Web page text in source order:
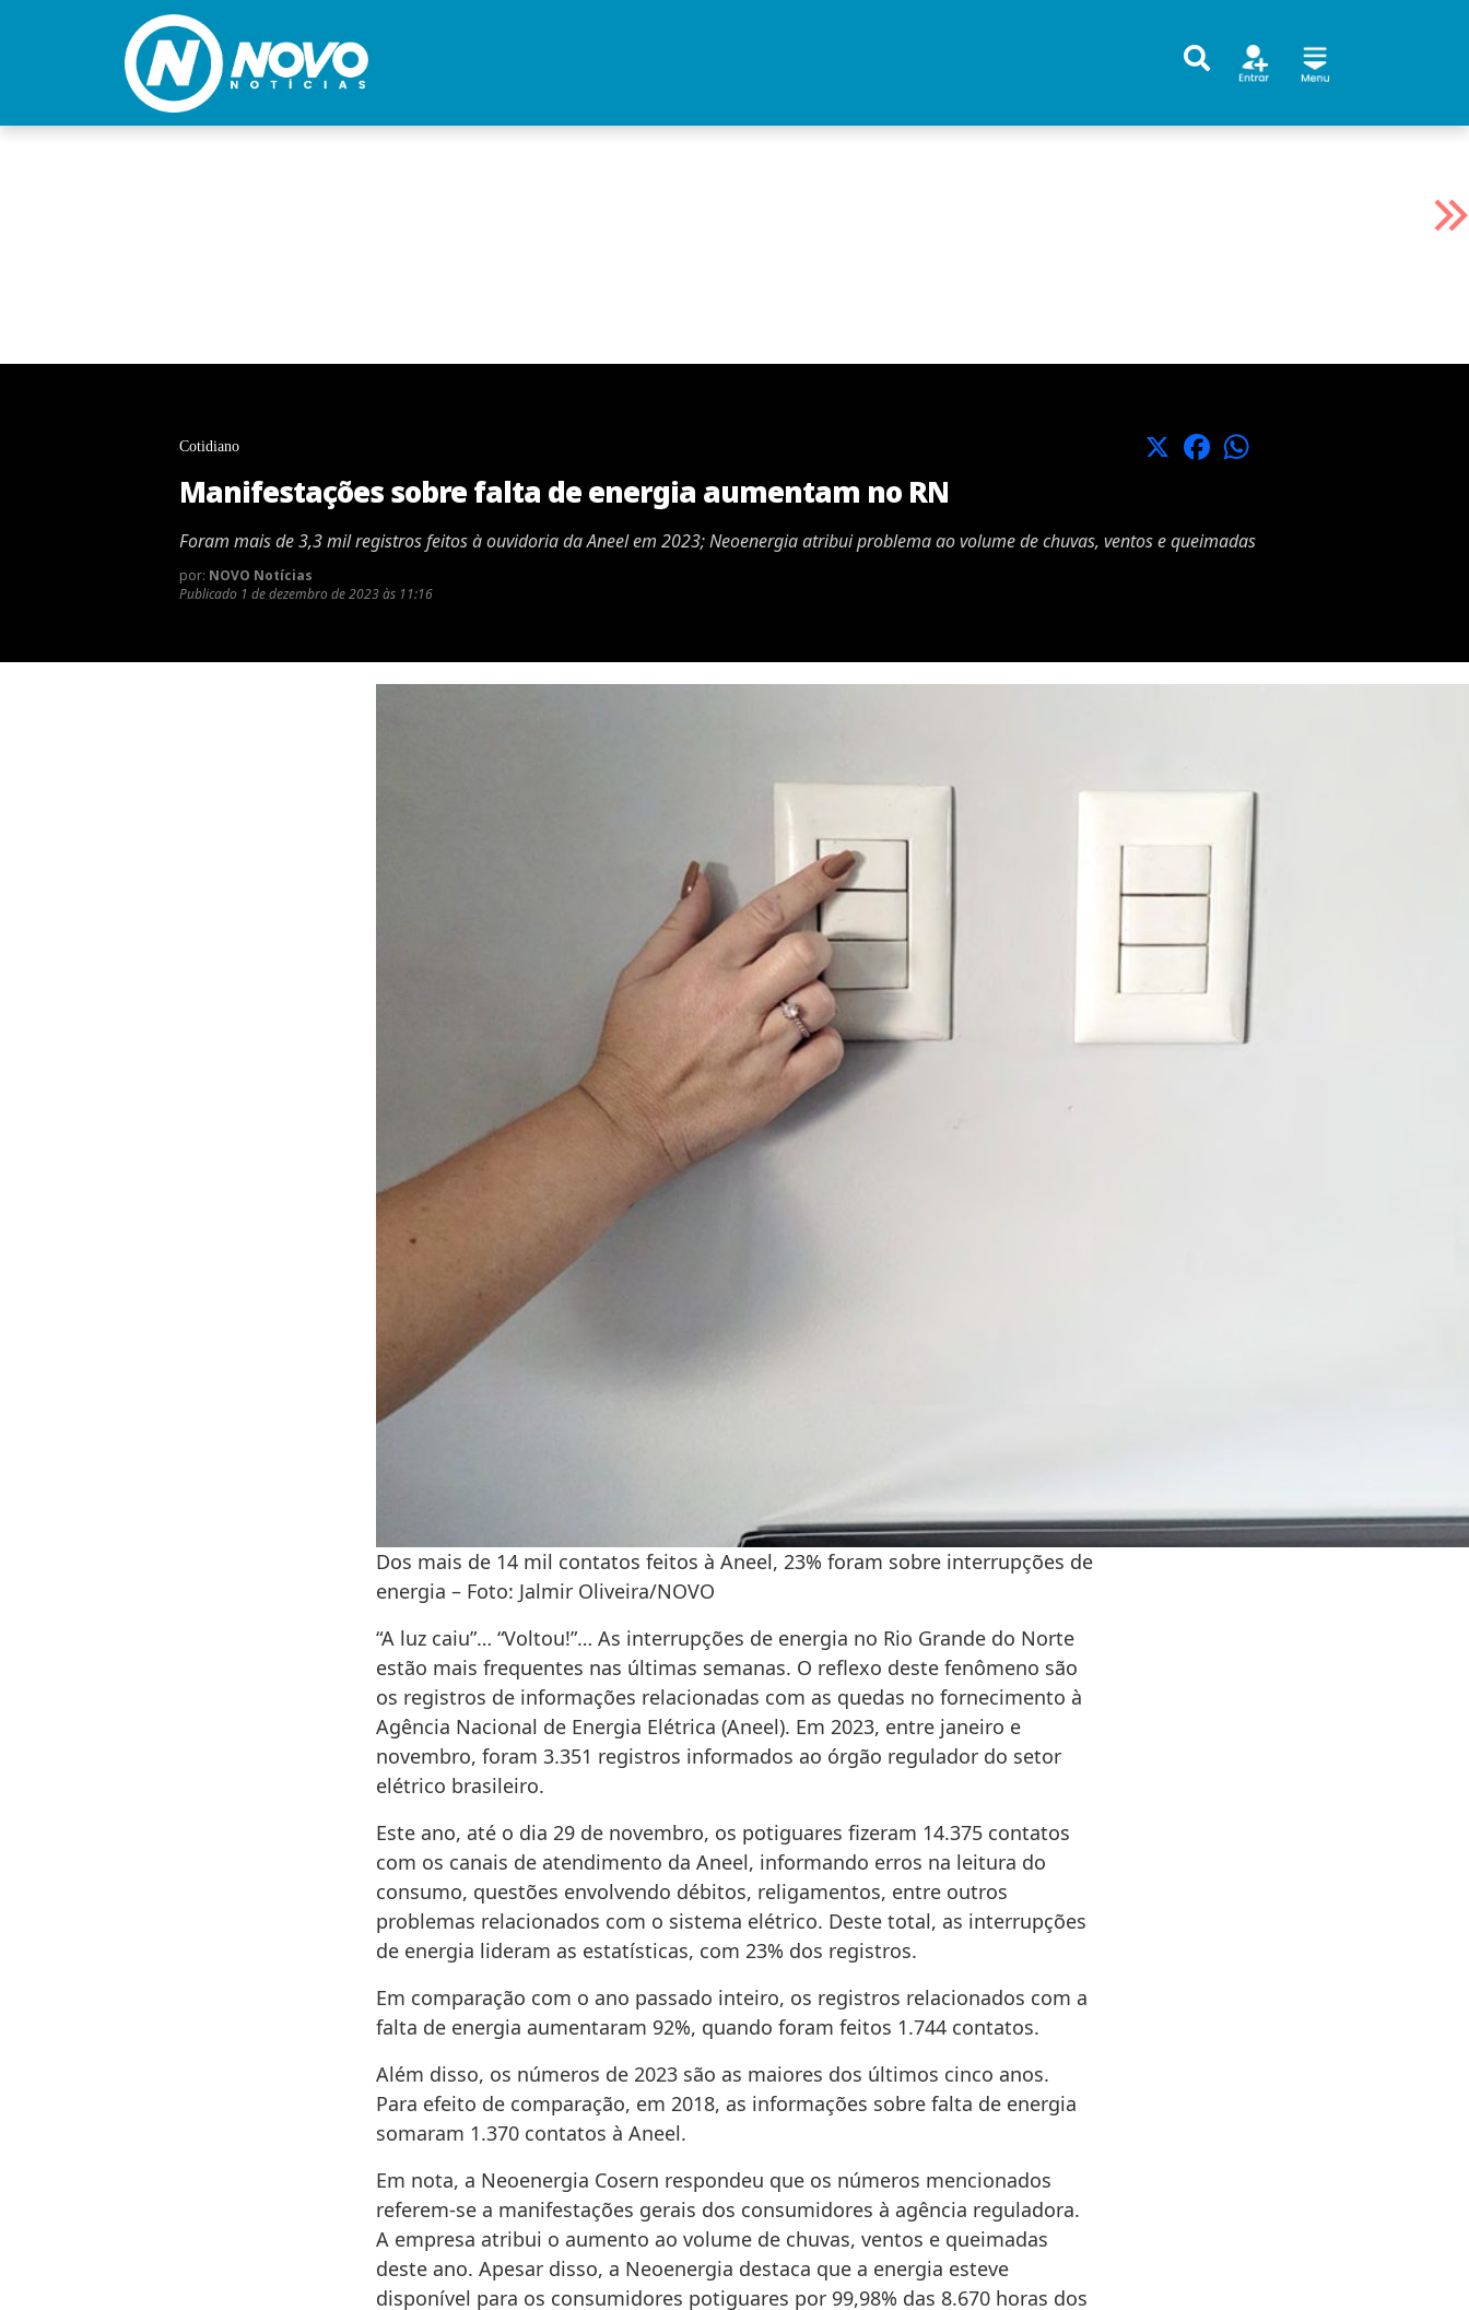
Cotidiano X Facebook
Manifestações sobre falta de energia aumentam no RN
Foram mais de 3,3 mil registros feitos à ouvidoria da Aneel em 2023; Neoenergia atribui problema ao volume de chuvas, ventos e queimadas
por: NOVO Notícias
Publicado 1 de dezembro de 2023 às 11:16
Dos mais de 14 mil contatos feitos à Aneel, 23% foram sobre interrupções de
energia – Foto: Jalmir Oliveira/NOVO
“A luz caiu”… “Voltou!”… As interrupções de energia no Rio Grande do Norte
estão mais frequentes nas últimas semanas. O reflexo deste fenômeno são
os registros de informações relacionadas com as quedas no fornecimento à
Agência Nacional de Energia Elétrica (Aneel). Em 2023, entre janeiro e
novembro, foram 3.351 registros informados ao órgão regulador do setor
elétrico brasileiro.
Este ano, até o dia 29 de novembro, os potiguares fizeram 14.375 contatos
com os canais de atendimento da Aneel, informando erros na leitura do
consumo, questões envolvendo débitos, religamentos, entre outros
problemas relacionados com o sistema elétrico. Deste total, as interrupções
de energia lideram as estatísticas, com 23% dos registros.
Em comparação com o ano passado inteiro, os registros relacionados com a
falta de energia aumentaram 92%, quando foram feitos 1.744 contatos.
Além disso, os números de 2023 são as maiores dos últimos cinco anos.
Para efeito de comparação, em 2018, as informações sobre falta de energia
somaram 1.370 contatos à Aneel.
Em nota, a Neoenergia Cosern respondeu que os números mencionados
referem-se a manifestações gerais dos consumidores à agência reguladora.
A empresa atribui o aumento ao volume de chuvas, ventos e queimadas
deste ano. Apesar disso, a Neoenergia destaca que a energia esteve
disponível para os consumidores potiguares por 99,98% das 8.670 horas dos